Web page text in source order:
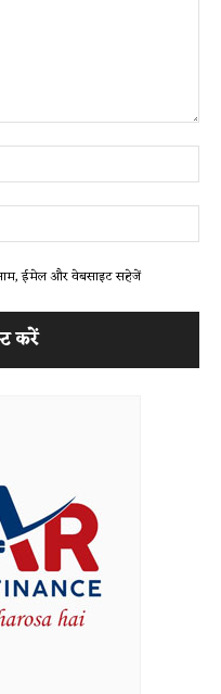
नाम, ईमेल और वेबसाइट सहेजें